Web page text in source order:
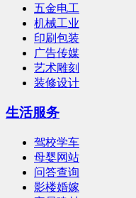
五金电工
机械工业
印刷包装
广告传媒
艺术雕刻
装修设计
生活服务
驾校学车
母婴网站
问答查询
影楼婚嫁